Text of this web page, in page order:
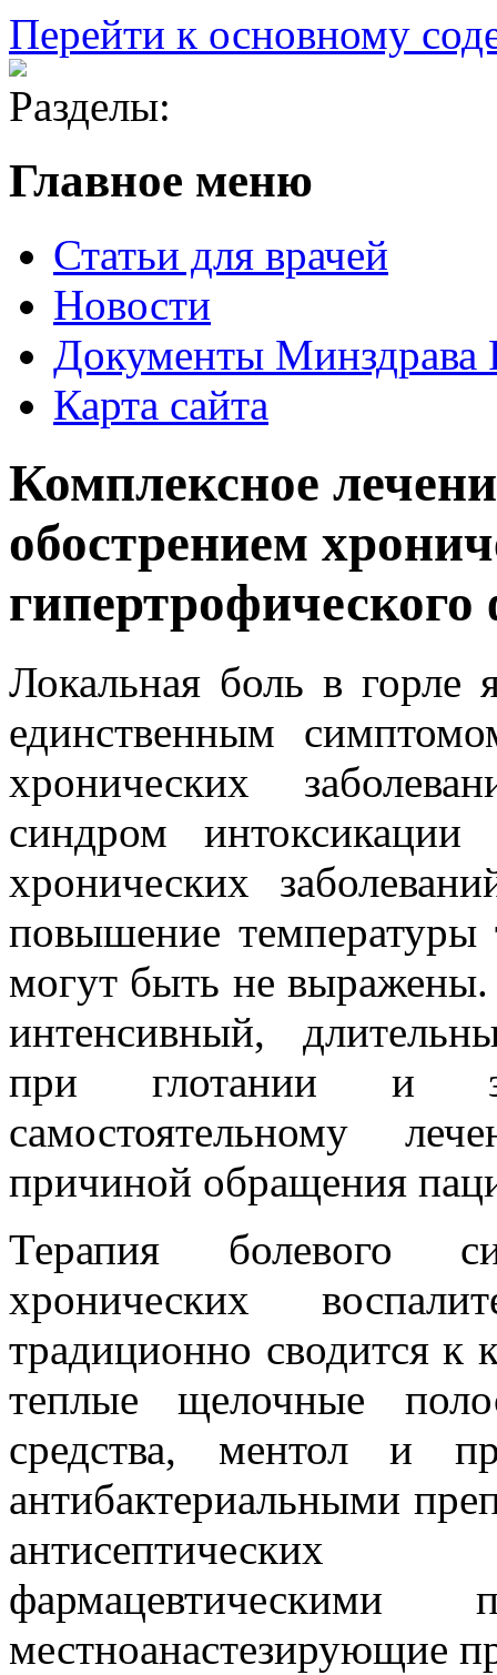
Перейти к основному
Разделы:
Главное меню
Статьи для врачей
Новости
Документы
Карта сайта
Комплексное
обострением
Локальная боль в горле
единственным
хронических
синдром
хронических
повышение температуры
могут быть не
интенсивный,
при глотании и
самостоятельному
причиной обращения
Терапия болевого
хронических
традиционно сводится к
теплые щелочные
средства, ментол и
антибактериальными
фармацевтическими
местноанастезирующие